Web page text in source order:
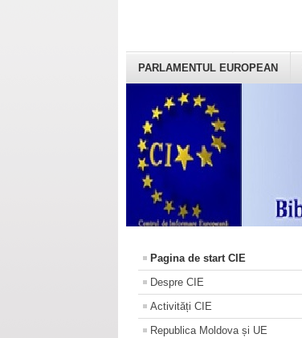
PARLAMENTUL EUROPEAN
Pagina de start CIE
Despre CIE
Activități CIE
Republica Moldova și UE